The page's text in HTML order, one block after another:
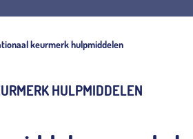
keurmerk hulpmiddelen
HULPMIDDELEN